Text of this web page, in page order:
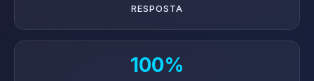
RESPOSTA
100%